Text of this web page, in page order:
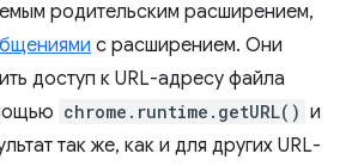
родительским расширением,
с расширением. Они
доступ к URL-адресу файла
chrome.runtime.getURL() и
так же, как и для других URL-